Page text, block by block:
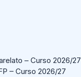
– Curso 2026/27
– Curso 2026/27